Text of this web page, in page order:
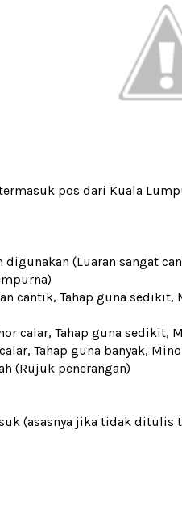
pos dari Kuala
digunakan (Luaran sangat
cantik, Tahap guna
calar, Tahap guna sedikit,
Tahap guna banyak,
(Rujuk penerangan)
(asasnya jika tidak ditulis